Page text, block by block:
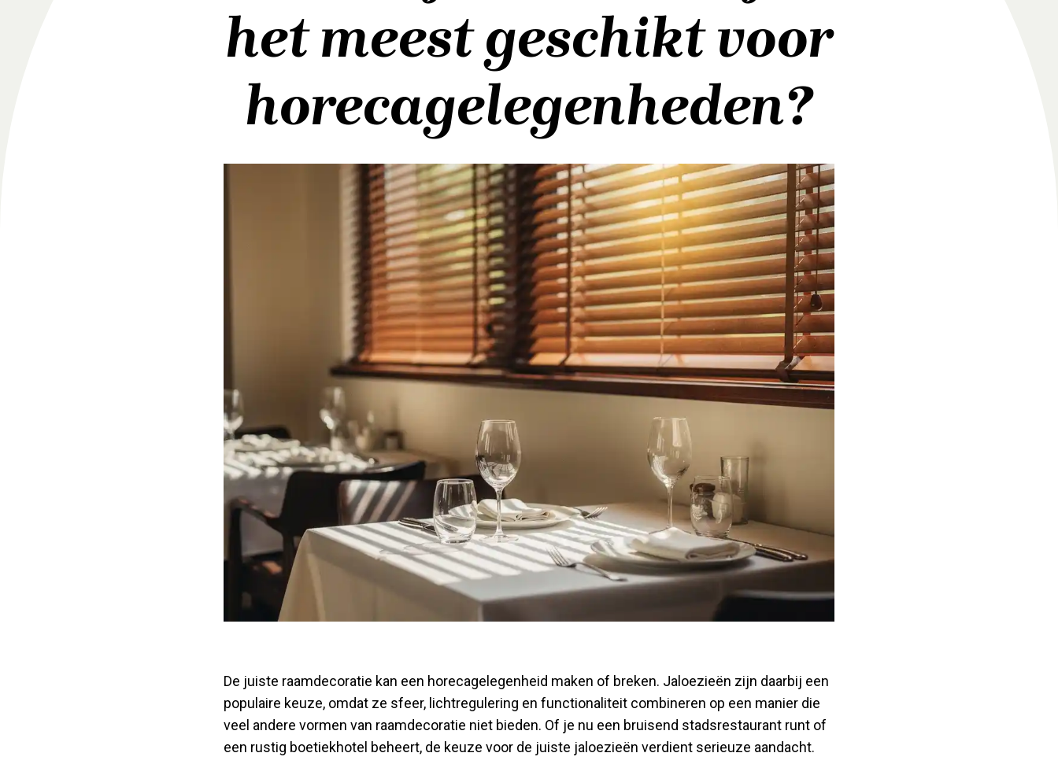
het meest geschikt voor
horecagelegenheden?
De juiste raamdecoratie kan een horecagelegenheid maken of breken. Jaloezieën zijn daarbij een
populaire keuze, omdat ze sfeer, lichtregulering en functionaliteit combineren op een manier die
veel andere vormen van raamdecoratie niet bieden. Of je nu een bruisend stadsrestaurant runt of
een rustig boetiekhotel beheert, de keuze voor de juiste jaloezieën verdient serieuze aandacht.